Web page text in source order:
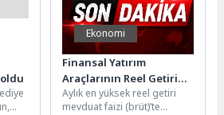
Ekonomi
Finansal Yatırım
Araçlarının Reel Getiri
Oranları, Mayıs 2026
Aylık en yüksek reel getiri
mevduat faizi (brüt)’te